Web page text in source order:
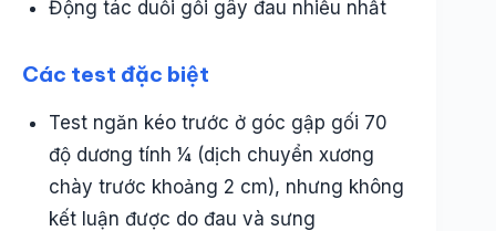
Động tác duỗi gối gây đau nhiều nhất
Các test đặc biệt
Test ngăn kéo trước ở góc gập gối 70
độ dương tính 1⁄4 (dịch chuyển xương
chày trước khoảng 2 cm), nhưng không
kết luận được do đau và sưng